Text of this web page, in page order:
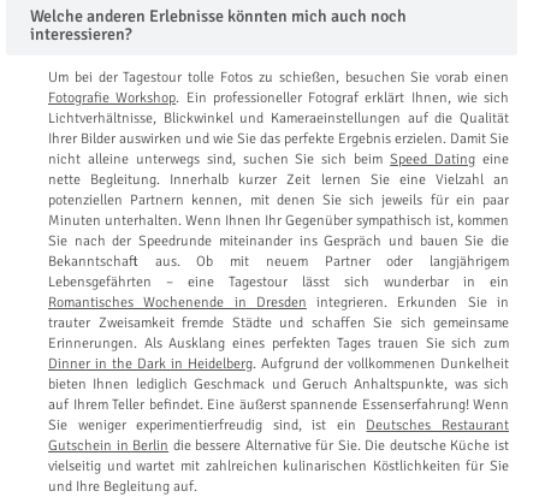
Welche anderen Erlebnisse könnten mich auch noch
interessieren?
Um bei der Tagestour tolle Fotos zu schießen, besuchen Sie vorab einen
Fotografie Workshop. Ein professioneller Fotograf erklärt Ihnen, wie sich
Lichtverhältnisse, Blickwinkel und Kameraeinstellungen auf die Qualität
Ihrer Bilder auswirken und wie Sie das perfekte Ergebnis erzielen. Damit Sie
nicht alleine unterwegs sind, suchen Sie sich beimSpeed Dating eine
nette Begleitung. Innerhalb kurzer Zeit lernen Sie eine Vielzahl an
potenziellen Partnern kennen, mit denen Sie sich jeweils für ein paar
Minuten unterhalten. Wenn Ihnen Ihr Gegenüber sympathisch ist, kommen
Sie nach der Speedrunde miteinander ins Gespräch und bauen Sie die
Bekanntschaft aus. Ob mit neuem Partner oder langjährigem
Lebensgefährten – eine Tagestour lässt sich wunderbar in ein
Romantisches Wochenende in Dresden integrieren. Erkunden Sie in
trauter Zweisamkeit fremde Städte und schaffen Sie sich gemeinsame
Erinnerungen. Als Ausklang eines perfekten Tages trauen Sie sich zum
Dinner in the Dark in Heidelberg. Aufgrund der vollkommenen Dunkelheit
bieten Ihnen lediglich Geschmack und Geruch Anhaltspunkte, was sich
auf Ihrem Teller befindet. Eine äußerst spannende Essenserfahrung! Wenn
Sie weniger experimentierfreudig sind, ist ein Deutsches Restaurant
Gutschein in Berlin die bessere Alternative für Sie. Die deutsche Küche ist
vielseitig und wartet mit zahlreichen kulinarischen Köstlichkeiten für Sie
und Ihre Begleitung auf.